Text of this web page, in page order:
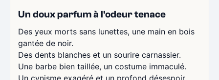
Un doux parfum à l'odeur tenace
Des yeux morts sans lunettes, une main en bois
gantée de noir.
Des dents blanches et un sourire carnassier.
Une barbe bien taillée, un costume immaculé.
Un cynisme exagéré et un profond désespoir.